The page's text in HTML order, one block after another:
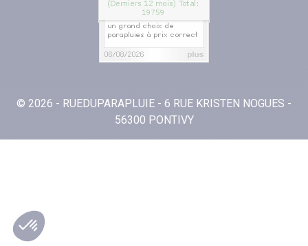
© 2026 - RUEDUPARAPLUIE - 6 RUE KRISTEN NOGUES -
56300 PONTIVY